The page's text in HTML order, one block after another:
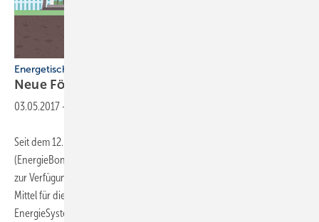
Energetische Modernisierung
Neue Fördergelder in
03.05.2017 -
Seit dem 12. April 2017 steht das 10 000-Häuser-Programm
(EnergieBonusBayern) Eigentümern und Bauherren in Bayern wieder
zur Verfügung. Aufgrund der großen Nachfrage waren die verfügbaren
Mittel für die beiden Programmteile Heizungstausch und
EnergieSystemHaus für 2016 frühzeitig